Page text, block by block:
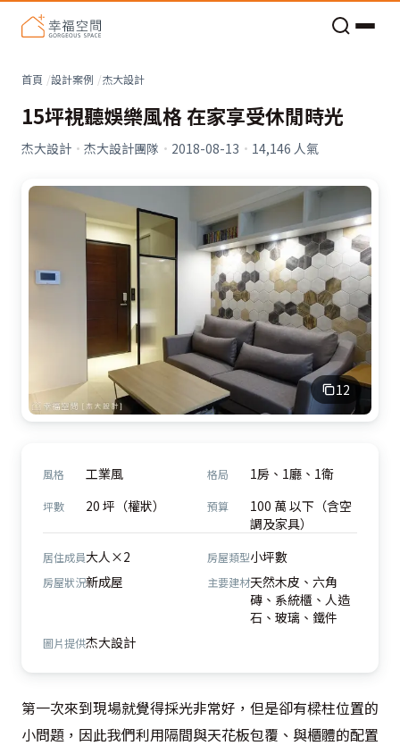
首頁 設計案例 杰大設計
15坪視聽娛樂風格 在家享受休閒時光
杰大設計 · 杰大設計團隊 · 2018-08-13 · 14,146 人氣
12
風格 工業風 格局 1房、1廳、1衛
坪數 20 坪（權狀） 預算
100 萬 以下（含空
調及家具）
居住成員大人×2 房屋類型小坪數
房屋狀況新成屋 主要建材天然木皮、六角
磚、系統櫃、人造
石、玻璃、鐵件
圖片提供杰大設計
第一次來到現場就覺得採光非常好，但是卻有樑柱位置的
小問題，因此我們利用隔間與天花板包覆、與櫃體的配置